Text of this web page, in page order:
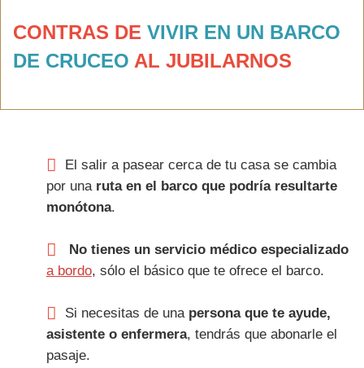
CONTRAS DE VIVIR EN UN BARCO
DE CRUCEO AL JUBILARNOS
El salir a pasear cerca de tu casa se cambia
por una ruta en el barco que podría resultarte
monótona.
No tienes un servicio médico especializado
a bordo, sólo el básico que te ofrece el barco.
Si necesitas de una persona que te ayude,
asistente o enfermera, tendrás que abonarle el
pasaje.